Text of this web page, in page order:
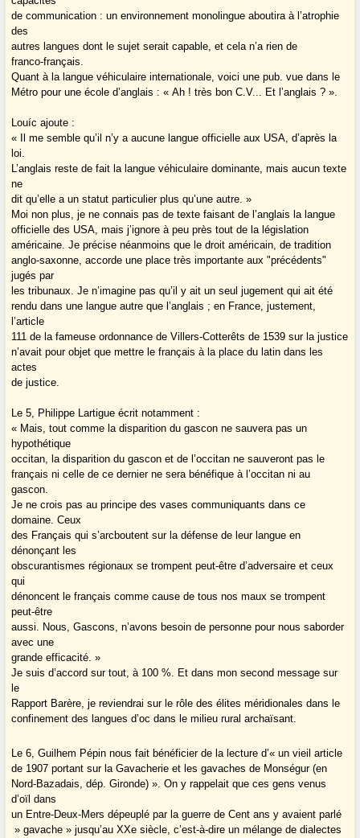
de communication : un environnement monolingue aboutira à l’atrophie
des
autres langues dont le sujet serait capable, et cela n’a rien de
franco-français.
Quant à la langue véhiculaire internationale, voici une pub. vue dans le
Métro pour une école d’anglais : « Ah ! très bon C.V... Et l’anglais ? ».
Louíc ajoute :
« Il me semble qu’il n’y a aucune langue officielle aux USA, d’après la
loi.
L’anglais reste de fait la langue véhiculaire dominante, mais aucun texte
ne
dit qu’elle a un statut particulier plus qu’une autre. »
Moi non plus, je ne connais pas de texte faisant de l’anglais la langue
officielle des USA, mais j’ignore à peu près tout de la législation
américaine. Je précise néanmoins que le droit américain, de tradition
anglo-saxonne, accorde une place très importante aux "précédents"
jugés par
les tribunaux. Je n’imagine pas qu’il y ait un seul jugement qui ait été
rendu dans une langue autre que l’anglais ; en France, justement,
l’article
111 de la fameuse ordonnance de Villers-Cotterêts de 1539 sur la justice
n’avait pour objet que mettre le français à la place du latin dans les
actes
de justice.
Le 5, Philippe Lartigue écrit notamment :
« Mais, tout comme la disparition du gascon ne sauvera pas un
hypothétique
occitan, la disparition du gascon et de l’occitan ne sauveront pas le
français ni celle de ce dernier ne sera bénéfique à l’occitan ni au
gascon.
Je ne crois pas au principe des vases communiquants dans ce
domaine. Ceux
des Français qui s’arcboutent sur la défense de leur langue en
dénonçant les
obscurantismes régionaux se trompent peut-être d’adversaire et ceux
qui
dénoncent le français comme cause de tous nos maux se trompent
peut-être
aussi. Nous, Gascons, n’avons besoin de personne pour nous saborder
avec une
grande efficacité. »
Je suis d’accord sur tout, à 100 %. Et dans mon second message sur
le
Rapport Barère, je reviendrai sur le rôle des élites méridionales dans le
confinement des langues d’oc dans le milieu rural archaïsant.
Le 6, Guilhem Pépin nous fait bénéficier de la lecture d’« un vieil article
de 1907 portant sur la Gavacherie et les gavaches de Monségur (en
Nord-Bazadais, dép. Gironde) ». On y rappelait que ces gens venus
d’oïl dans
un Entre-Deux-Mers dépeuplé par la guerre de Cent ans y avaient parlé
» gavache » jusqu’au XXe siècle, c’est-à-dire un mélange de dialectes